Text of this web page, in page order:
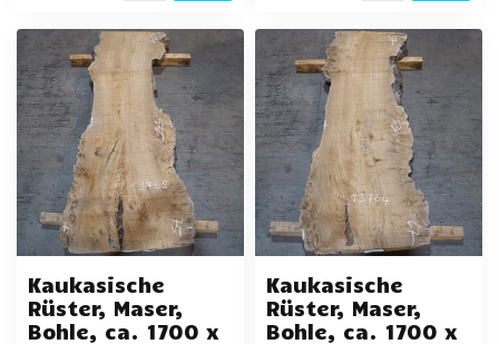
Kaukasische
Rüster, Maser,
Bohle, ca. 1700 x
Kaukasische
Rüster, Maser,
Bohle, ca. 1700 x